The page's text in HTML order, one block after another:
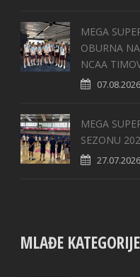
MEGA
OBURNA
NCAA
MEGA
SEZONU
MLAĐE KATEGORIJE